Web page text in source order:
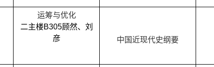
运筹与优化
二主楼B305顾然、 刘
彦
中国近现代史纲要